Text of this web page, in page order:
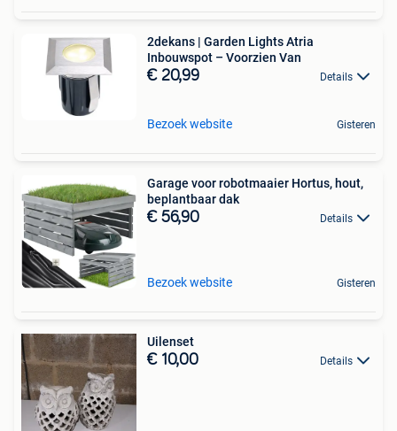
2dekans | Garden Lights Atria
Inbouwspot – Voorzien Van
€ 20,99 Details
Bezoek website Gisteren
Garage voor robotmaaier Hortus, hout,
beplantbaar dak
€ 56,90 Details
Bezoek website Gisteren
Uilenset
€ 10,00 Details